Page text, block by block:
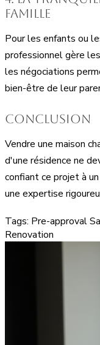
famille
Pour les enfants ou
professionnel gère
les négociations
bien-être de leur
Conclusion
Vendre une maison
d'une résidence ne
confiant ce projet à
une expertise
Tags: Pre-approval
Renovation